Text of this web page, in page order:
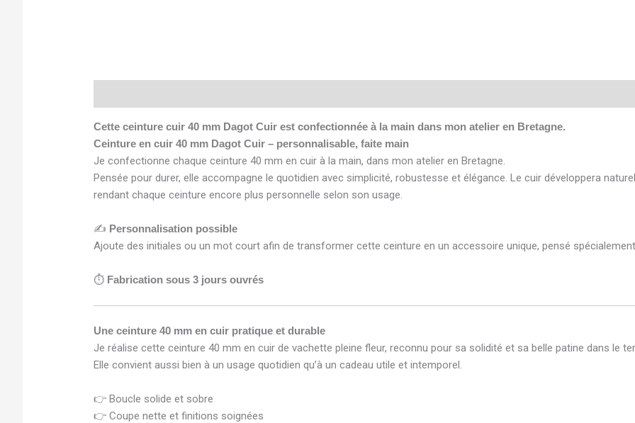
Cette ceinture cuir 40 mm Dagot Cuir est confectionnée à la main dans mon atelier en Bretagne.
Ceinture en cuir 40 mm Dagot Cuir – personnalisable, faite main
Je confectionne chaque ceinture 40 mm en cuir à la main, dans mon atelier en Bretagne.
Pensée pour durer, elle accompagne le quotidien avec simplicité, robustesse et élégance. Le cuir développera
rendant chaque ceinture encore plus personnelle selon son usage.
✍️ Personnalisation possible
Ajoute des initiales ou un mot court afin de transformer cette ceinture en un accessoire unique, pensé
⏱️ Fabrication sous 3 jours ouvrés
Une ceinture 40 mm en cuir pratique et durable
Je réalise cette ceinture 40 mm en cuir de vachette pleine fleur, reconnu pour sa solidité et sa belle patine dans le
Elle convient aussi bien à un usage quotidien qu’à un cadeau utile et intemporel.
👉 Boucle solide et sobre
👉 Coupe nette et finitions soignées